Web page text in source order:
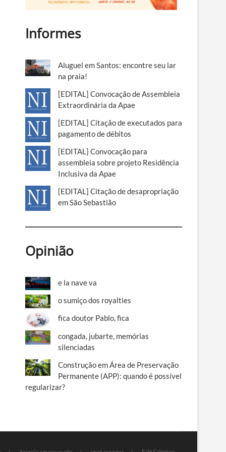
Informes
Aluguel em Santos: encontre seu lar
na praia!
[EDITAL] Convocação de Assembleia
Extraordinária da Apae
[EDITAL] Citação de executados para
pagamento de débitos
[EDITAL] Convocação para
assembleia sobre projeto Residência
Inclusiva da Apae
[EDITAL] Citação de desapropriação
em São Sebastião
Opinião
e la nave va
o sumiço dos royalties
fica doutor Pablo, fica
congada, jubarte, memórias
silenciadas
Construção em Área de Preservação
Permanente (APP): quando é possível
regularizar?